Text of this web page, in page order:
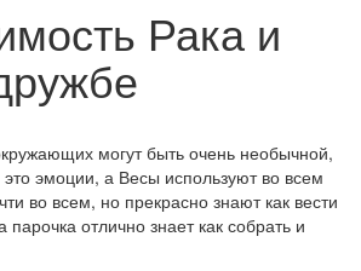
Рака и
могут быть очень необычной,
это эмоции, а Весы используют во всем
во всем, но прекрасно знают как вести
парочка отлично знает как собрать и